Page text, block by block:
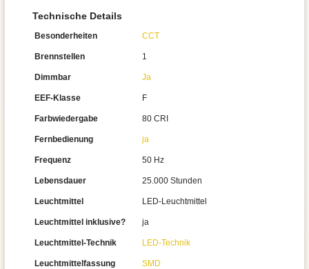
Technische Details
Besonderheiten CCT
Brennstellen 1
Dimmbar Ja
EEF-Klasse F
Farbwiedergabe 80 CRI
Fernbedienung ja
Frequenz 50 Hz
Lebensdauer 25.000 Stunden
Leuchtmittel LED-Leuchtmittel
Leuchtmittel inklusive? ja
Leuchtmittel-Technik LED-Technik
Leuchtmittelfassung SMD